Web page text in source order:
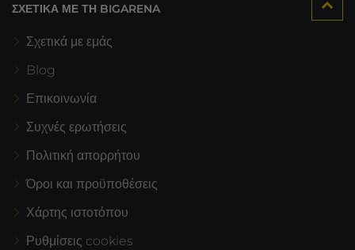
ΣΧΕΤΙΚΆ ΜΕ ΤΗ BIGARENA
Σχετικά με εμάς
Blog
Επικοινωνία
Συχνές ερωτήσεις
Πολιτική απορρήτου
Όροι και προϋποθέσεις
Χάρτης ιστοτόπου
Ρυθμίσεις cookies